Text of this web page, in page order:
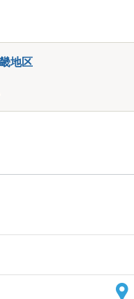
地区